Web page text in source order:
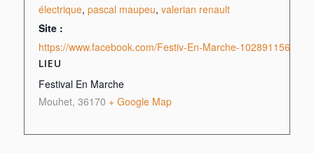
électrique, pascal maupeu, valerian renault
Site :
https://www.facebook.com/Festiv-En-Marche-
LIEU
Festival En Marche
Mouhet, 36170 + Google Map